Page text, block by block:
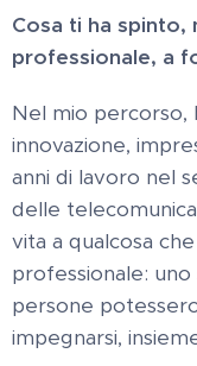
Cosa ti ha spinto,
professionale, a
Nel mio percorso,
innovazione,
anni di lavoro nel
delle
vita a qualcosa
professionale:
persone
impegnarsi,